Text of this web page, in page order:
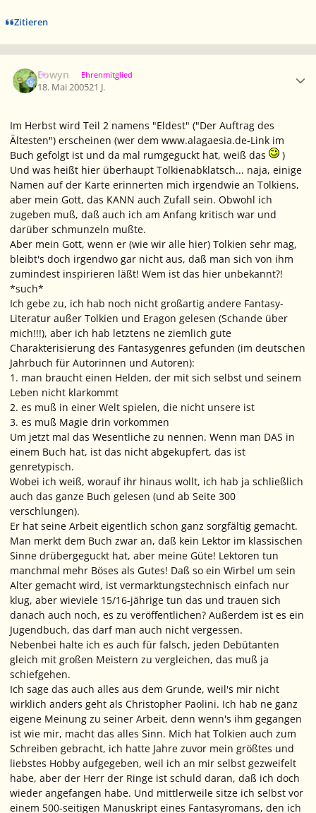
Zitieren
Eowyn Ehrenmitglied
18. Mai 200521 J.
Im Herbst wird Teil 2 namens "Eldest" ("Der Auftrag des
Ältesten") erscheinen (wer dem www.alagaesia.de-Link im
Buch gefolgt ist und da mal rumgeguckt hat, weiß das
)
Und was heißt hier überhaupt Tolkienabklatsch... naja, einige
Namen auf der Karte erinnerten mich irgendwie an Tolkiens,
aber mein Gott, das KANN auch Zufall sein. Obwohl ich
zugeben muß, daß auch ich am Anfang kritisch war und
darüber schmunzeln mußte.
Aber mein Gott, wenn er (wie wir alle hier) Tolkien sehr mag,
bleibt's doch irgendwo gar nicht aus, daß man sich von ihm
zumindest inspirieren läßt! Wem ist das hier unbekannt?!
*such*
Ich gebe zu, ich hab noch nicht großartig andere Fantasy-
Literatur außer Tolkien und Eragon gelesen (Schande über
mich!!!), aber ich hab letztens ne ziemlich gute
Charakterisierung des Fantasygenres gefunden (im deutschen
Jahrbuch für Autorinnen und Autoren):
1. man braucht einen Helden, der mit sich selbst und seinem
Leben nicht klarkommt
2. es muß in einer Welt spielen, die nicht unsere ist
3. es muß Magie drin vorkommen
Um jetzt mal das Wesentliche zu nennen. Wenn man DAS in
einem Buch hat, ist das nicht abgekupfert, das ist
genretypisch.
Wobei ich weiß, worauf ihr hinaus wollt, ich hab ja schließlich
auch das ganze Buch gelesen (und ab Seite 300
verschlungen).
Er hat seine Arbeit eigentlich schon ganz sorgfältig gemacht.
Man merkt dem Buch zwar an, daß kein Lektor im klassischen
Sinne drübergeguckt hat, aber meine Güte! Lektoren tun
manchmal mehr Böses als Gutes! Daß so ein Wirbel um sein
Alter gemacht wird, ist vermarktungstechnisch einfach nur
klug, aber wieviele 15/16-jährige tun das und trauen sich
danach auch noch, es zu veröffentlichen? Außerdem ist es ein
Jugendbuch, das darf man auch nicht vergessen.
Nebenbei halte ich es auch für falsch, jeden Debütanten
gleich mit großen Meistern zu vergleichen, das muß ja
schiefgehen.
Ich sage das auch alles aus dem Grunde, weil's mir nicht
wirklich anders geht als Christopher Paolini. Ich hab ne ganz
eigene Meinung zu seiner Arbeit, denn wenn's ihm gegangen
ist wie mir, macht das alles Sinn. Mich hat Tolkien auch zum
Schreiben gebracht, ich hatte Jahre zuvor mein größtes und
liebstes Hobby aufgegeben, weil ich an mir selbst gezweifelt
habe, aber der Herr der Ringe ist schuld daran, daß ich doch
wieder angefangen habe. Und mittlerweile sitze ich selbst vor
einem 500-seitigen Manuskript eines Fantasyromans, den ich